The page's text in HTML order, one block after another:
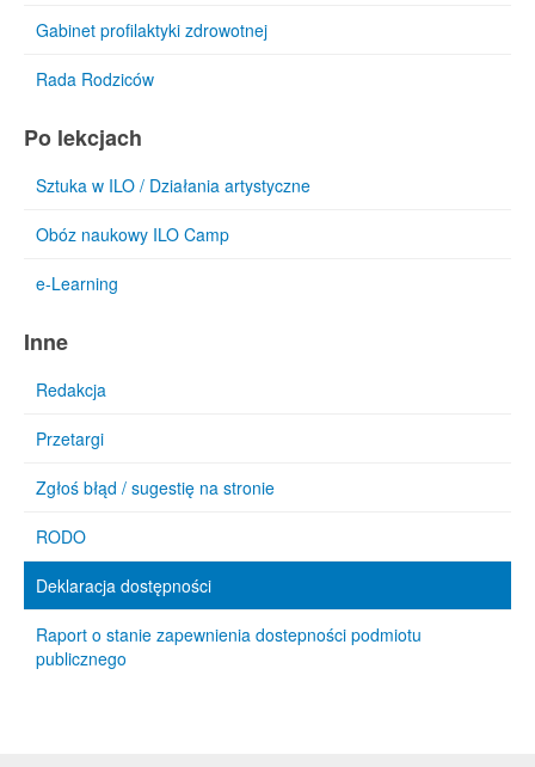
Gabinet profilaktyki zdrowotnej
Rada Rodziców
Po lekcjach
Sztuka w ILO / Działania artystyczne
Obóz naukowy ILO Camp
e-Learning
Inne
Redakcja
Przetargi
Zgłoś błąd / sugestię na stronie
RODO
Deklaracja dostępności
Raport o stanie zapewnienia dostepności podmiotu
publicznego